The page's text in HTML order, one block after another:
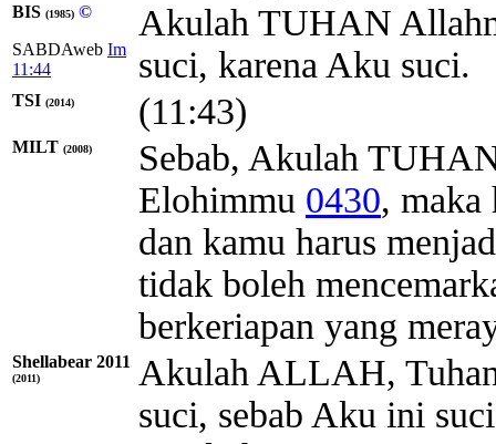
BIS (1985) ©
SABDAweb Im
11:44
Akulah TUHAN
suci, karena Aku suci.
TSI (2014) (11:43)
MILT (2008) Sebab, Akulah
Elohimmu 0430, maka
dan kamu harus
tidak boleh
berkeriapan yang
Shellabear 2011
(2011)
Akulah ALLAH,
suci, sebab Aku ini